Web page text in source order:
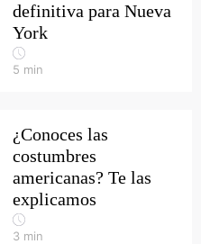
definitiva para Nueva
York
5 min
¿Conoces las
costumbres
americanas? Te las
explicamos
3 min